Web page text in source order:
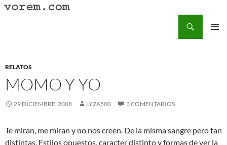
Saltar
RELATOS
MOMO Y YO
29 DICIEMBRE, 2008 LYZA500 3 COMENTARIOS
Te miran, me miran y no nos creen. De la misma sangre pero tan
distintas. Estilos opuestos, caracter distinto y formas de ver la